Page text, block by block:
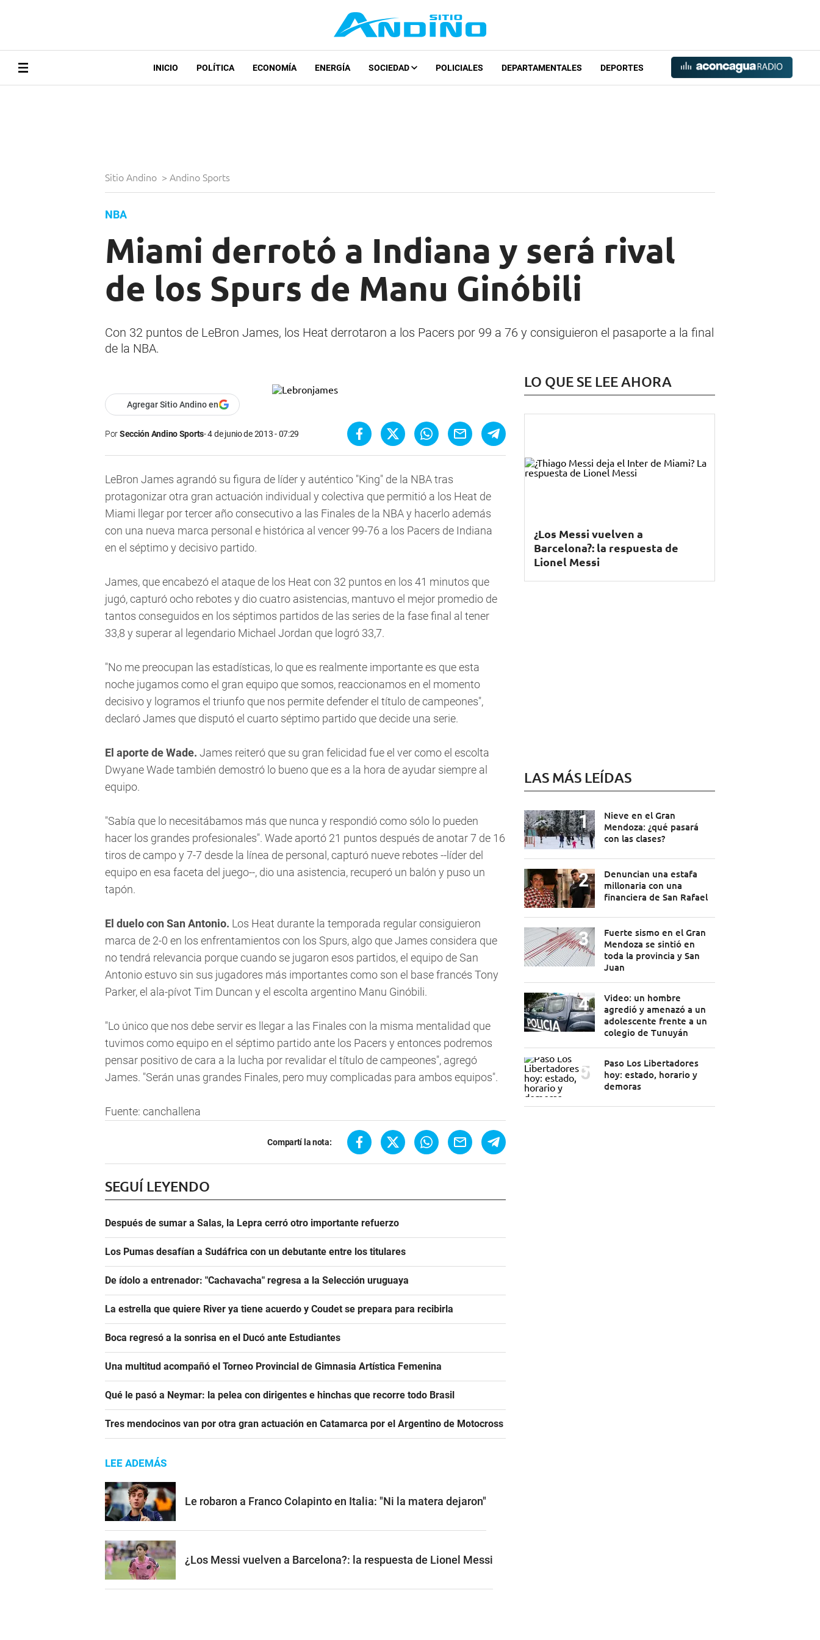
INICIO POLÍTICA ECONOMÍA ENERGÍA SOCIEDAD POLICIALES DEPARTAMENTALES DEPORTES
Sitio Andino > Andino Sports
NBA
Miami derrotó a Indiana y será rival
de los Spurs de Manu Ginóbili
Con 32 puntos de LeBron James, los Heat derrotaron a los Pacers por 99 a 76 y consiguieron el pasaporte a la final
de la NBA.
Agregar Sitio Andino en
PorSección Andino Sports 4 de junio de 2013 - 07:29
LeBron James agrandó su figura de líder y auténtico "King" de la NBA tras
protagonizar otra gran actuación individual y colectiva que permitió a los Heat de
Miami llegar por tercer año consecutivo a las Finales de la NBA y hacerlo además
con una nueva marca personal e histórica al vencer 99-76 a los Pacers de Indiana
en el séptimo y decisivo partido.
James, que encabezó el ataque de los Heat con 32 puntos en los 41 minutos que
jugó, capturó ocho rebotes y dio cuatro asistencias, mantuvo el mejor promedio de
tantos conseguidos en los séptimos partidos de las series de la fase final al tener
33,8 y superar al legendario Michael Jordan que logró 33,7.
"No me preocupan las estadísticas, lo que es realmente importante es que esta
noche jugamos como el gran equipo que somos, reaccionamos en el momento
decisivo y logramos el triunfo que nos permite defender el título de campeones",
declaró James que disputó el cuarto séptimo partido que decide una serie.
El aporte de Wade. James reiteró que su gran felicidad fue el ver como el escolta
Dwyane Wade también demostró lo bueno que es a la hora de ayudar siempre al
equipo.
"Sabía que lo necesitábamos más que nunca y respondió como sólo lo pueden
hacer los grandes profesionales". Wade aportó 21 puntos después de anotar 7 de 16
tiros de campo y 7-7 desde la línea de personal, capturó nueve rebotes --líder del
equipo en esa faceta del juego--, dio una asistencia, recuperó un balón y puso un
tapón.
El duelo con San Antonio. Los Heat durante la temporada regular consiguieron
marca de 2-0 en los enfrentamientos con los Spurs, algo que James considera que
no tendrá relevancia porque cuando se jugaron esos partidos, el equipo de San
Antonio estuvo sin sus jugadores más importantes como son el base francés Tony
Parker, el ala-pívot Tim Duncan y el escolta argentino Manu Ginóbili.
"Lo único que nos debe servir es llegar a las Finales con la misma mentalidad que
tuvimos como equipo en el séptimo partido ante los Pacers y entonces podremos
pensar positivo de cara a la lucha por revalidar el título de campeones", agregó
James. "Serán unas grandes Finales, pero muy complicadas para ambos equipos".
Fuente: canchallena
Compartí la nota:
SEGUÍ LEYENDO
Después de sumar a Salas, la Lepra cerró otro importante refuerzo
Los Pumas desafían a Sudáfrica con un debutante entre los titulares
De ídolo a entrenador: "Cachavacha" regresa a la Selección uruguaya
La estrella que quiere River ya tiene acuerdo y Coudet se prepara para recibirla
Boca regresó a la sonrisa en el Ducó ante Estudiantes
Una multitud acompañó el Torneo Provincial de Gimnasia Artística Femenina
Qué le pasó a Neymar: la pelea con dirigentes e hinchas que recorre todo Brasil
Tres mendocinos van por otra gran actuación en Catamarca por el Argentino de Motocross
LEE ADEMÁS
Le robaron a Franco Colapinto en Italia: "Ni la matera dejaron"
¿Los Messi vuelven a Barcelona?: la respuesta de Lionel Messi
LO QUE SE LEE AHORA
¿Los Messi vuelven a
Barcelona?: la respuesta de
Lionel Messi
LAS MÁS LEÍDAS
Nieve en el Gran
Mendoza: ¿qué pasará
con las clases?
Denuncian una estafa
millonaria con una
financiera de San Rafael
Fuerte sismo en el Gran
Mendoza se sintió en
toda la provincia y San
Juan
Video: un hombre
agredió y amenazó a un
adolescente frente a un
colegio de Tunuyán
Paso Los Libertadores
hoy: estado, horario y
demoras